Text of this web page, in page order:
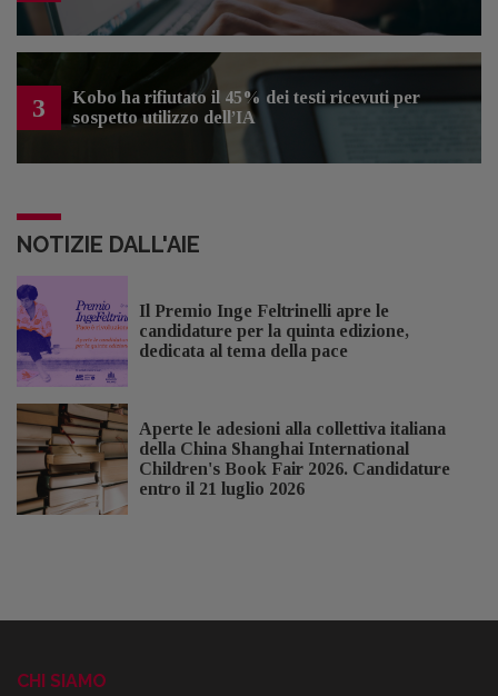
3
Kobo ha rifiutato il 45% dei testi ricevuti per
sospetto utilizzo dell’IA
NOTIZIE DALL'AIE
Il Premio Inge Feltrinelli apre le
candidature per la quinta edizione,
dedicata al tema della pace
Aperte le adesioni alla collettiva italiana
della China Shanghai International
Children's Book Fair 2026. Candidature
entro il 21 luglio 2026
CHI SIAMO